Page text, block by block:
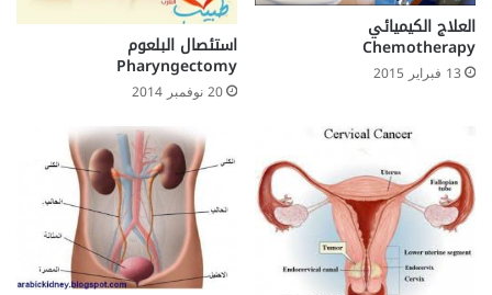
العلاج الكيميائي
Chemotherapy
13 فبراير 2015
استئصال البلعوم
Pharyngectomy
20 نوفمبر 2014